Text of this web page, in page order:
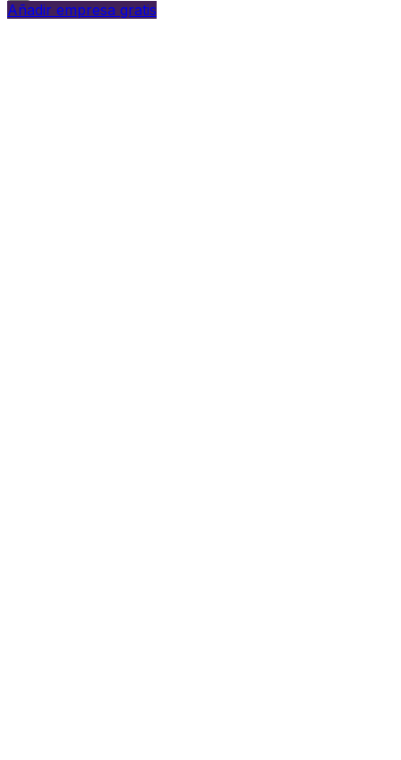
Añadir empresa gratis